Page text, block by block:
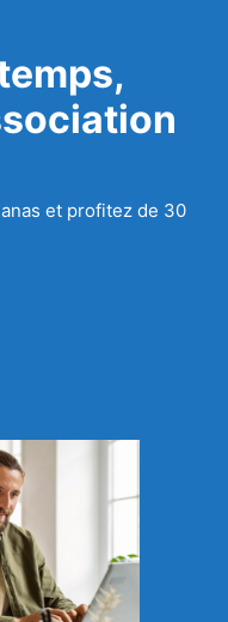
et profitez de 30